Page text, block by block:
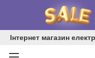
Інтернет магазин